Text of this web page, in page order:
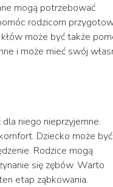
mogą potrzebować
rodzicom
może być także
i może mieć swój
niego nieprzyjemne.
Dziecko może być
Rodzice mogą
się zębów. Warto
etap ząbkowania.